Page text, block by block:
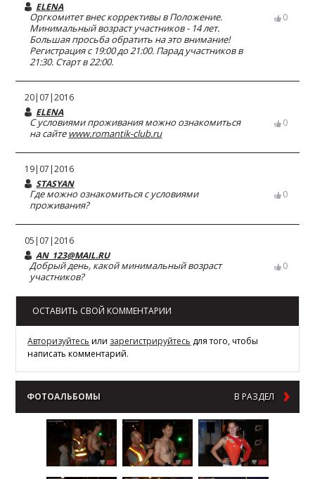
ELENA
Оргкомитет внес коррективы в Положение.
Минимальный возраст участников - 14 лет.
Большая просьба обратить на это внимание!
Регистрация с 19:00 до 21:00. Парад участников в
21:30. Старт в 22:00.
0
20|07|2016
ELENA
С условиями проживания можно ознакомиться
на сайте www.romantik-club.ru
0
19|07|2016
STASYAN
Где можно ознакомиться с условиями
проживания?
0
05|07|2016
AN_123@MAIL.RU
Добрый день, какой минимальный возраст
участников?
0
ОСТАВИТЬ СВОЙ КОММЕНТАРИИ
Авторизуйтесь или зарегистрируйтесь для того, чтобы
написать комментарий.
ФОТОАЛЬБОМЫ В РАЗДЕЛ